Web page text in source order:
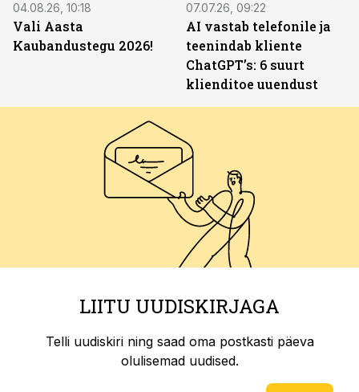
04.08.26, 10:18
Vali Aasta
Kaubandustegu 2026!
07.07.26, 09:22
AI vastab telefonile ja
teenindab kliente
ChatGPT’s: 6 suurt
klienditoe uuendust
LIITU UUDISKIRJAGA
Telli uudiskiri ning saad oma postkasti päeva
olulisemad uudised.